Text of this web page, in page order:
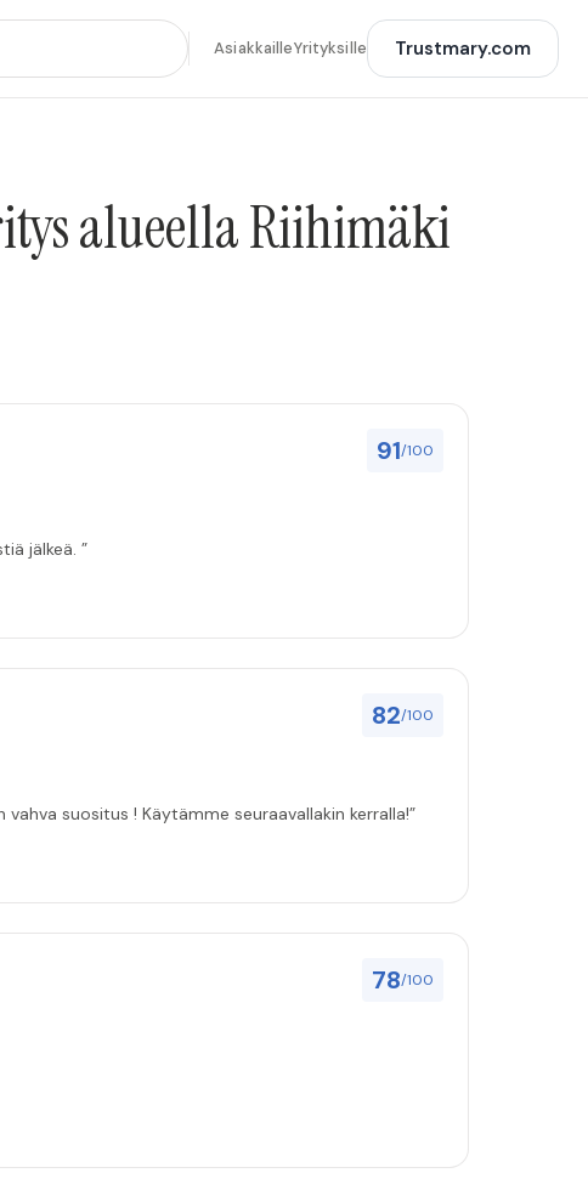
AsiakkailleYrityksille Trustmary.com
alueella Riihimäki
91/100
jälkeä. ”
82/100
aikataulut asenuksille pitivät, joten vahva suositus ! Käytämme seuraavallakin kerralla!”
78/100